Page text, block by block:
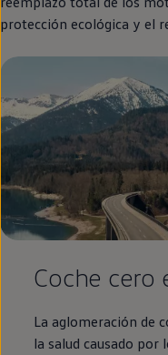
protección ecológica y el
Coche cero
La aglomeración de
la salud causado